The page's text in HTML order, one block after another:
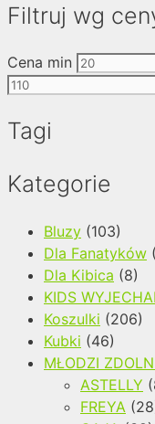
Filtruj wg
Cena min
Tagi
Kategorie
Bluzy (103)
Dla Fanatyków
Dla Kibica (8)
KIDS
Koszulki (206)
Kubki (46)
MŁODZI
ASTELLY
FREYA